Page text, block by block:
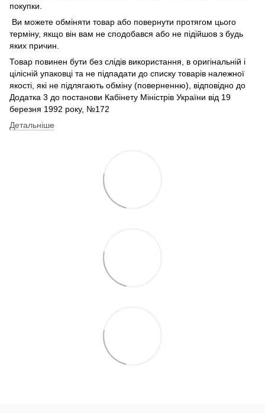
покупки.
Ви можете обміняти товар або повернути протягом цього
терміну, якщо він вам не сподобався або не підійшов з будь
яких причин.
Товар повинен бути без слідів використання, в оригінальній і
цілісній упаковці та не підпадати до списку товарів належної
якості, які не підлягають обміну (поверненню), відповідно до
Додатка 3 до постанови Кабінету Міністрів України від 19
березня 1992 року, №172
Детальніше